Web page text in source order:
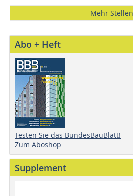
Mehr Stellen
Abo + Heft
Testen Sie das BundesBauBlatt!
Zum Aboshop
Supplement